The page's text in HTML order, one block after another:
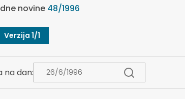
novine 48/1996
Verzija 1/1
na dan: